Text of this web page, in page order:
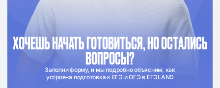
ХОЧЕШЬ НАЧАТЬ ГОТОВИТЬСЯ, НО ОСТАЛИСЬ
ВОПРОСЫ?
Заполни форму, и мы подробно объясним, как
устроена подготовка к ЕГЭ и ОГЭ в ЕГЭLAND